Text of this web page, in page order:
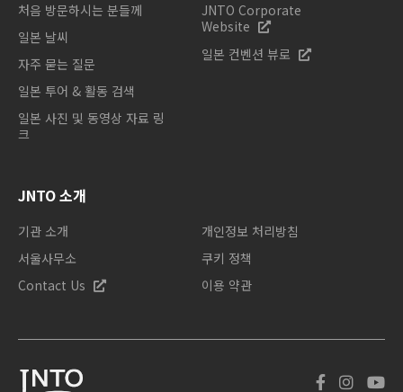
처음 방문하시는 분들께
일본 날씨
자주 묻는 질문
일본 투어 & 활동 검색
일본 사진 및 동영상 자료 링
크
JNTO Corporate
Website
일본 컨벤션 뷰로
JNTO 소개
기관 소개
서울사무소
Contact Us
개인정보 처리방침
쿠키 정책
이용 약관